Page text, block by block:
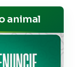
animal